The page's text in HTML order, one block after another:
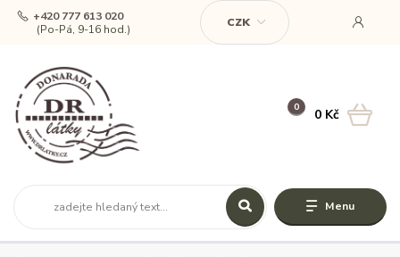
Menu
CZK
+420 777 613 020
(Po-Pá, 9-16 hod.)
0 0 Kč